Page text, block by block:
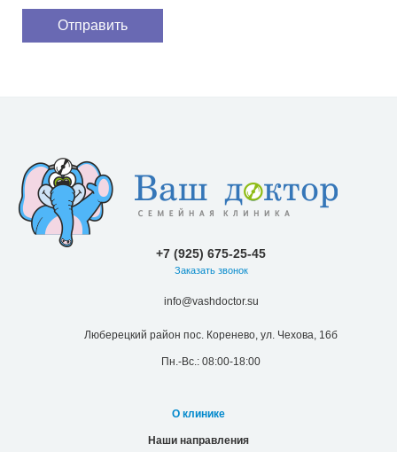
+7 (925) 675-25-45
Заказать звонок
info@vashdoctor.su
Люберецкий район пос. Коренево, ул. Чехова, 16б
Пн.-Вс.: 08:00-18:00
О клинике
Наши направления